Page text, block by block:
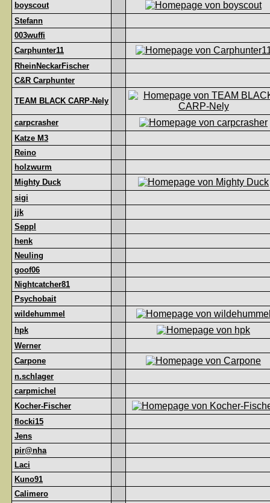
boyscout
Stefann
003wuffi
Carphunter11
RheinNeckarFischer
C&R Carphunter
TEAM BLACK CARP-Nely
carpcrasher
Katze M3
Reino
holzwurm
Mighty Duck
sigi
jjk
Seppl
henk
Neuling
goof06
Nightcatcher81
Psychobait
wildehummel
hpk
Werner
Carpone
n.schlager
carpmichel
Kocher-Fischer
flocki15
Jens
pir@nha
Laci
Kuno91
Calimero